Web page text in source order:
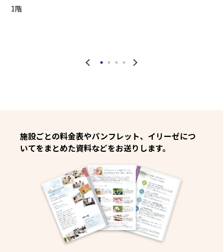
1階
施設ごとの料金表やパンフレット、イリーゼにつ
いてをまとめた資料などをお送りします。